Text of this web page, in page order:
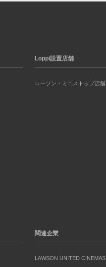
Loppi設置店舗
ローソン・ミニストップ店舗
関連企業
LAWSON UNITED CINEMAS